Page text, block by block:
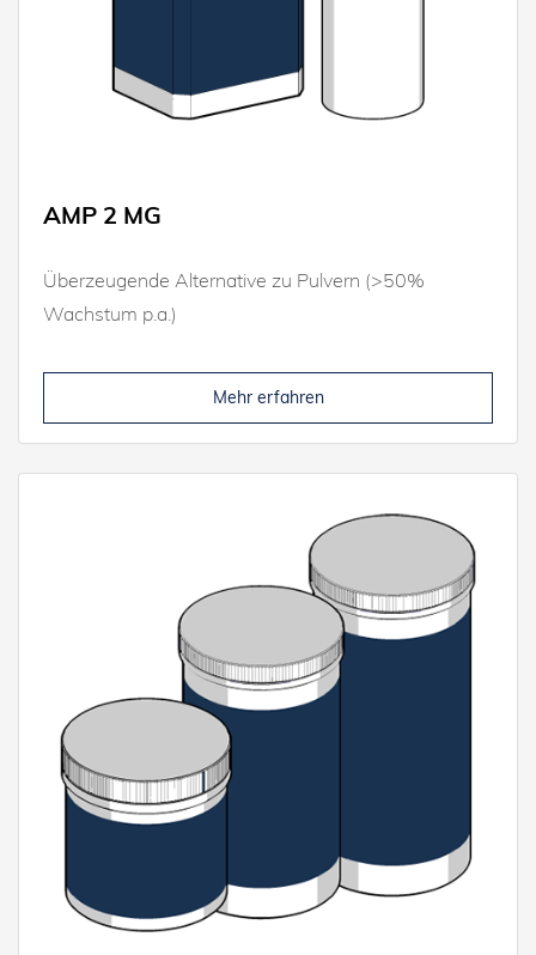
AMP 2 MG
Überzeugende Alternative zu Pulvern (>50%
Wachstum p.a.)
Mehr erfahren